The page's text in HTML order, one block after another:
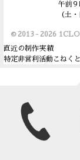
午前
（土
© 2013 - 2026
直近の制作実績
特定非営利活動こねく